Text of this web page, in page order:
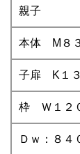
親子
本体 M８
子扉 K１
枠 Ｗ１２
Ｄｗ：８